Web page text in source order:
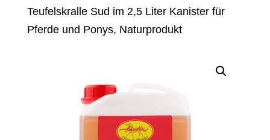
Teufelskralle Sud im 2,5 Liter Kanister für
Pferde und Ponys, Naturprodukt